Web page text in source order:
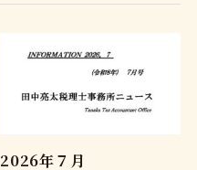
2026年７月